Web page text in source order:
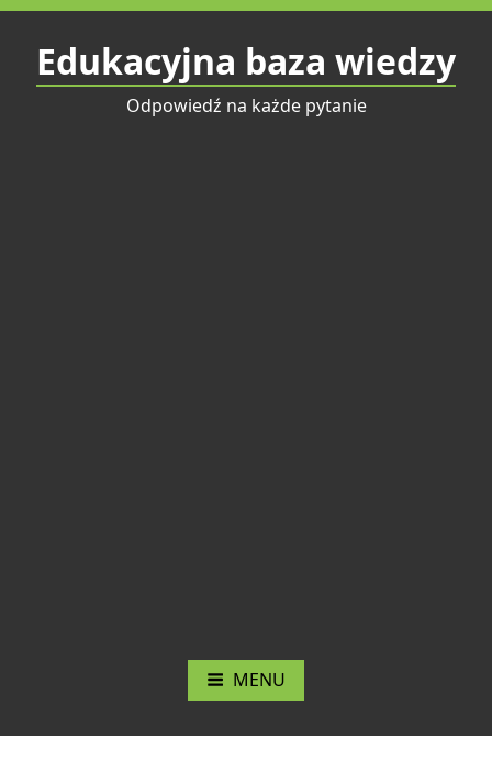
Przejdź
treściEdukacyjna baza wiedzy
Odpowiedź na każde pytanie
MENU